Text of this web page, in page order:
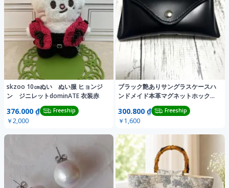
skzoo 10㎝ぬい ぬい服 ヒョンジ
ン ジニレットdominATE 衣装赤
376.000 ₫ Freeship
￥2,000
ブラック艶ありサングラスケースハ
ンドメイド本革マグネットホックシ
300.800 ₫ Freeship
￥1,600